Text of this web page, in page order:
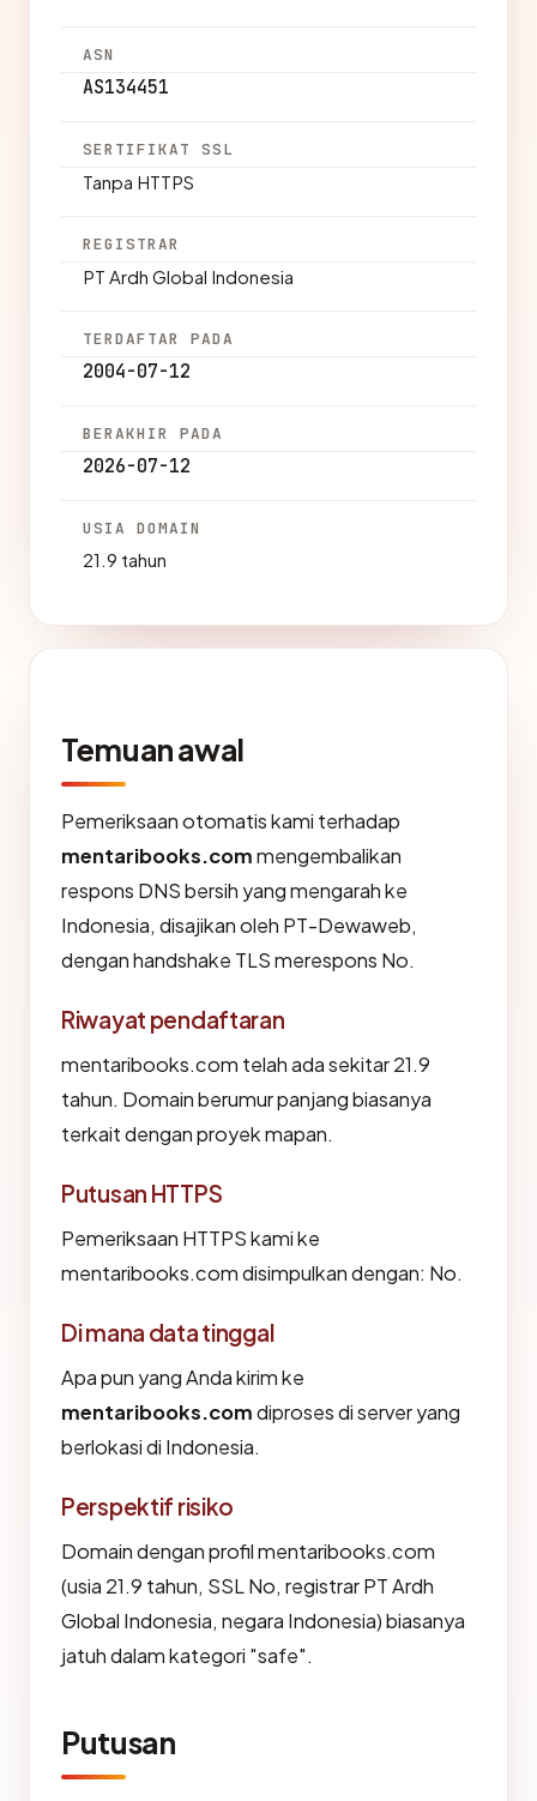
ASN
AS134451
SERTIFIKAT SSL
Tanpa HTTPS
REGISTRAR
PT Ardh Global Indonesia
TERDAFTAR PADA
2004-07-12
BERAKHIR PADA
2026-07-12
USIA DOMAIN
21.9 tahun
Temuan awal
Pemeriksaan otomatis kami terhadap
mentaribooks.commengembalikan
respons DNS bersih yang mengarah ke
Indonesia, disajikan oleh PT-Dewaweb,
dengan handshake TLS merespons No.
Riwayat pendaftaran
mentaribooks.com telah ada sekitar 21.9
tahun. Domain berumur panjang biasanya
terkait dengan proyek mapan.
Putusan HTTPS
Pemeriksaan HTTPS kami ke
mentaribooks.com disimpulkan dengan: No.
Di mana data tinggal
Apa pun yang Anda kirim ke
mentaribooks.comdiproses di server yang
berlokasi di Indonesia.
Perspektif risiko
Domain dengan profil mentaribooks.com
(usia 21.9 tahun, SSL No, registrar PT Ardh
Global Indonesia, negara Indonesia) biasanya
jatuh dalam kategori "safe".
Putusan